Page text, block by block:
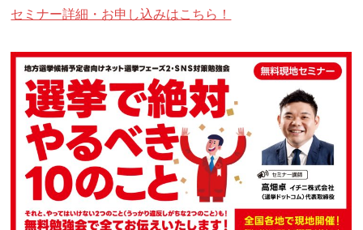
セミナー詳細・お申し込みはこちら！